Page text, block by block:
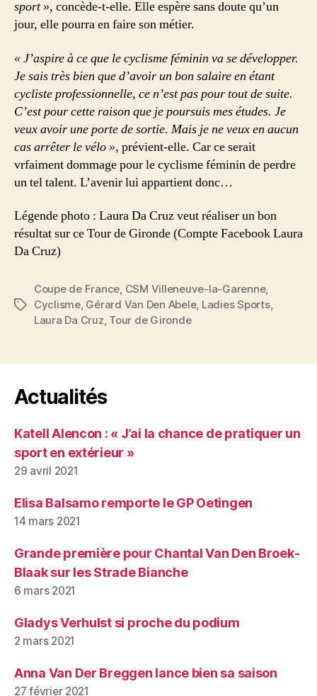
sport », concède-t-elle. Elle espère sans doute qu’un
jour, elle pourra en faire son métier.
« J’aspire à ce que le cyclisme féminin va se développer.
Je sais très bien que d’avoir un bon salaire en étant
cycliste professionnelle, ce n’est pas pour tout de suite.
C’est pour cette raison que je poursuis mes études. Je
veux avoir une porte de sortie. Mais je ne veux en aucun
cas arrêter le vélo », prévient-elle. Car ce serait
vrfaiment dommage pour le cyclisme féminin de perdre
un tel talent. L’avenir lui appartient donc…
Légende photo : Laura Da Cruz veut réaliser un bon
résultat sur ce Tour de Gironde (Compte Facebook Laura
Da Cruz)
Étiquettes
Coupe de France, CSM Villeneuve-la-Garenne,
Cyclisme, Gérard Van Den Abele, Ladies Sports,
Laura Da Cruz, Tour de Gironde
Actualités
Katell Alencon : « J’ai la chance de pratiquer un
sport en extérieur »
29 avril 2021
Elisa Balsamo remporte le GP Oetingen
14 mars 2021
Grande première pour Chantal Van Den Broek-
Blaak sur les Strade Bianche
6 mars 2021
Gladys Verhulst si proche du podium
2 mars 2021
Anna Van Der Breggen lance bien sa saison
27 février 2021